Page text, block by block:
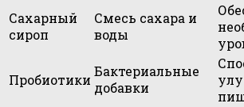
Сахарный
сироп
Смесь сахара и
воды
Пробиотики
Бактериальные
добавки